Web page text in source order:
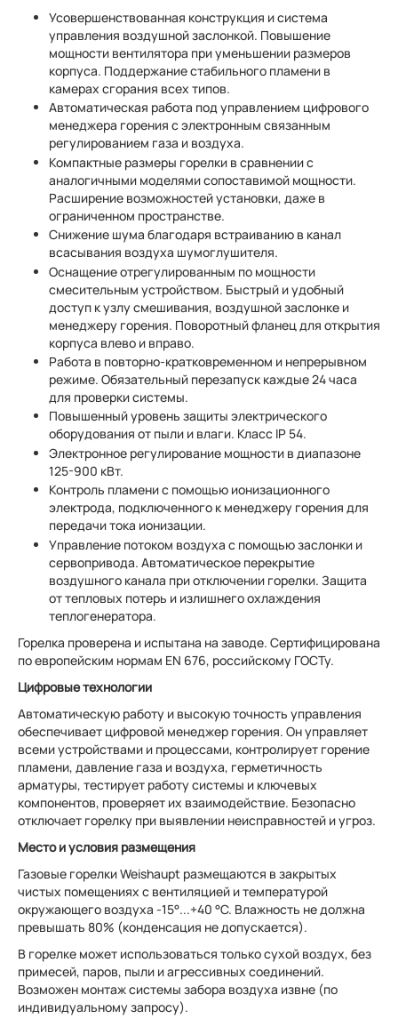
Усовершенствованная конструкция и система
управления воздушной заслонкой. Повышение
мощности вентилятора при уменьшении размеров
корпуса. Поддержание стабильного пламени в
камерах сгорания всех типов.
Автоматическая работа под управлением цифрового
менеджера горения с электронным связанным
регулированием газа и воздуха.
Компактные размеры горелки в сравнении с
аналогичными моделями сопоставимой мощности.
Расширение возможностей установки, даже в
ограниченном пространстве.
Снижение шума благодаря встраиванию в канал
всасывания воздуха шумоглушителя.
Оснащение отрегулированным по мощности
смесительным устройством. Быстрый и удобный
доступ к узлу смешивания, воздушной заслонке и
менеджеру горения. Поворотный фланец для открытия
корпуса влево и вправо.
Работа в повторно-кратковременном и непрерывном
режиме. Обязательный перезапуск каждые 24 часа
для проверки системы.
Повышенный уровень защиты электрического
оборудования от пыли и влаги. Класс IP 54.
Электронное регулирование мощности в диапазоне
125-900 кВт.
Контроль пламени с помощью ионизационного
электрода, подключенного к менеджеру горения для
передачи тока ионизации.
Управление потоком воздуха с помощью заслонки и
сервопривода. Автоматическое перекрытие
воздушного канала при отключении горелки. Защита
от тепловых потерь и излишнего охлаждения
теплогенератора.
Горелка проверена и испытана на заводе. Сертифицирована
по европейским нормам EN 676, российскому ГОСТу.
Цифровые технологии
Автоматическую работу и высокую точность управления
обеспечивает цифровой менеджер горения. Он управляет
всеми устройствами и процессами, контролирует горение
пламени, давление газа и воздуха, герметичность
арматуры, тестирует работу системы и ключевых
компонентов, проверяет их взаимодействие. Безопасно
отключает горелку при выявлении неисправностей и угроз.
Место и условия размещения
Газовые горелки Weishaupt размещаются в закрытых
чистых помещениях с вентиляцией и температурой
окружающего воздуха -15°...+40 °С. Влажность не должна
превышать 80% (конденсация не допускается).
В горелке может использоваться только сухой воздух, без
примесей, паров, пыли и агрессивных соединений.
Возможен монтаж системы забора воздуха извне (по
индивидуальному запросу).